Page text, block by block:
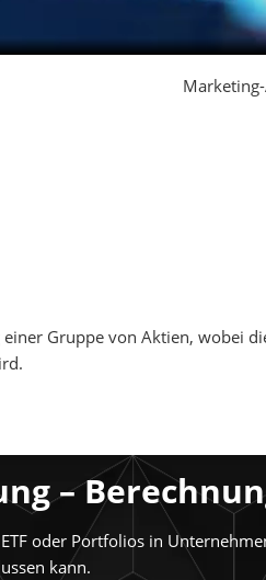
Gruppe von Aktien, wobei
–
oder Portfolios in
kann.